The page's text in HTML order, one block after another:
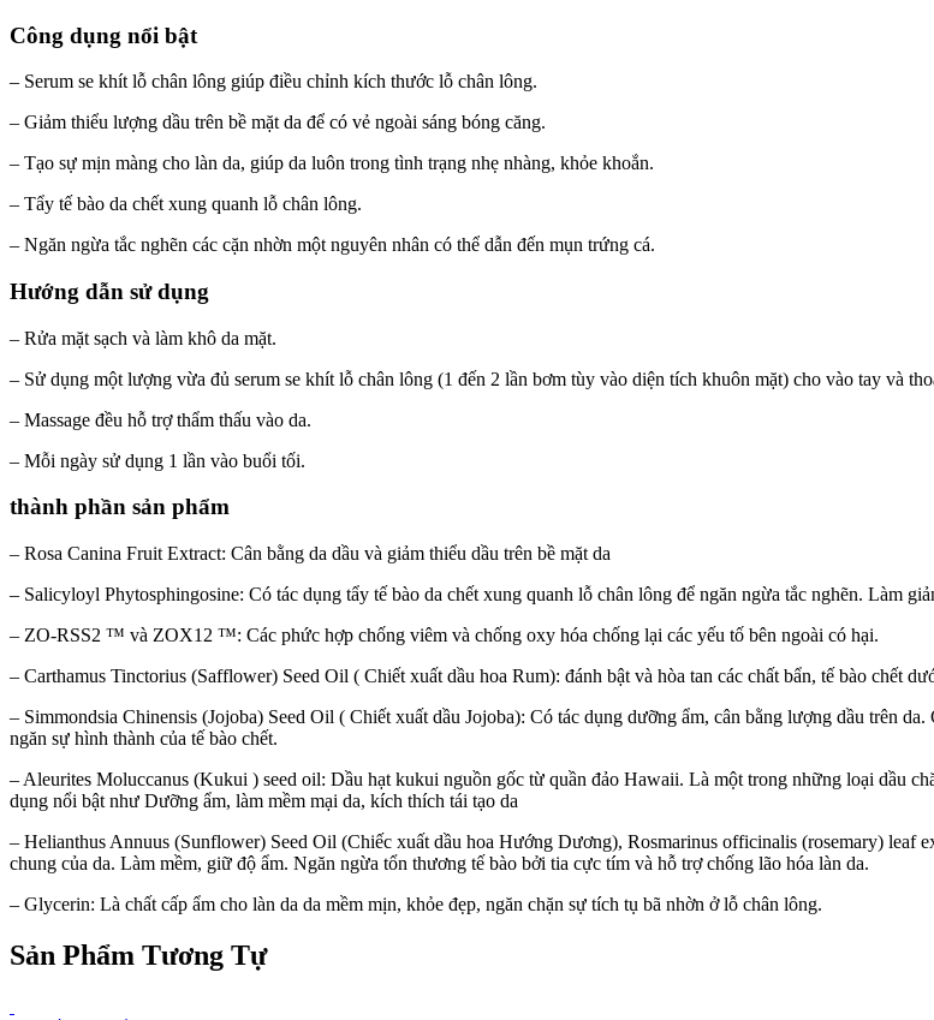
Công dụng nổi bật
– Serum se khít lỗ chân lông giúp điều chỉnh kích thước lỗ chân lông.
– Giảm thiểu lượng dầu trên bề mặt da để có vẻ ngoài sáng bóng căng.
– Tạo sự mịn màng cho làn da, giúp da luôn trong tình trạng nhẹ nhàng, khỏe khoắn.
– Tẩy tế bào da chết xung quanh lỗ chân lông.
– Ngăn ngừa tắc nghẽn các cặn nhờn một nguyên nhân có thể dẫn đến mụn trứng cá.
Hướng dẫn sử dụng
– Rửa mặt sạch và làm khô da mặt.
– Sử dụng một lượng vừa đủ serum se khít lỗ chân lông (1 đến 2 lần bơm tùy vào diện tích khuôn mặt) cho vào tay và
– Massage đều hỗ trợ thẩm thấu vào da.
– Mỗi ngày sử dụng 1 lần vào buổi tối.
thành phần sản phẩm
– Rosa Canina Fruit Extract: Cân bằng da dầu và giảm thiểu dầu trên bề mặt da
– Salicyloyl Phytosphingosine: Có tác dụng tẩy tế bào da chết xung quanh lỗ chân lông để ngăn ngừa tắc nghẽn. Làm
– ZO-RSS2 ™ và ZOX12 ™: Các phức hợp chống viêm và chống oxy hóa chống lại các yếu tố bên ngoài có hại.
– Carthamus Tinctorius (Safflower) Seed Oil ( Chiết xuất dầu hoa Rum): đánh bật và hòa tan các chất bẩn, tế bào chết
– Simmondsia Chinensis (Jojoba) Seed Oil ( Chiết xuất dầu Jojoba): Có tác dụng dưỡng ẩm, cân bằng lượng dầu trên
ngăn sự hình thành của tế bào chết.
– Aleurites Moluccanus (Kukui ) seed oil: Dầu hạt kukui nguồn gốc từ quần đảo Hawaii. Là một trong những loại dầu
dụng nổi bật như Dưỡng ẩm, làm mềm mại da, kích thích tái tạo da
– Helianthus Annuus (Sunflower) Seed Oil (Chiếc xuất dầu hoa Hướng Dương), Rosmarinus officinalis (rosemary) leaf
chung của da. Làm mềm, giữ độ ẩm. Ngăn ngừa tổn thương tế bào bởi tia cực tím và hỗ trợ chống lão hóa làn da.
– Glycerin: Là chất cấp ẩm cho làn da da mềm mịn, khỏe đẹp, ngăn chặn sự tích tụ bã nhờn ở lỗ chân lông.
Sản Phẩm Tương Tự